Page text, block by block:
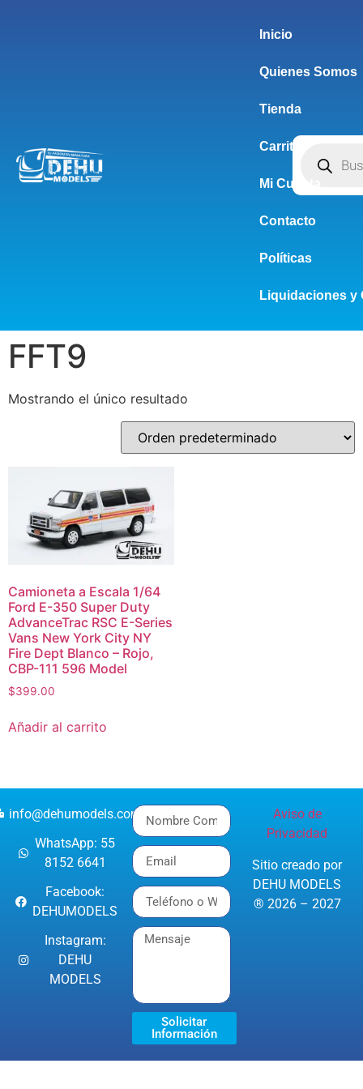
Inicio
Quienes Somos
Tienda
Carrito
Mi Cuenta
Contacto
Políticas
Liquidaciones y
FFT9
Mostrando el único resultado
Camioneta a Escala 1/64
Ford E-350 Super Duty
AdvanceTrac RSC E-Series
Vans New York City NY
Fire Dept Blanco – Rojo,
CBP-111 596 Model
$399.00
Añadir al carrito
info@dehumodels.com
WhatsApp: 55
8152 6641
Facebook:
DEHUMODELS
Instagram:
DEHU
MODELS
Solicitar
Información
Aviso de
Privacidad
Sitio creado por
DEHU MODELS
® 2026 – 2027